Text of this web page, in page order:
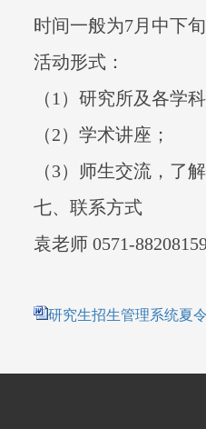
时间一般为7月中下
活动形式：
（ 1 ）研究所及各学
（2）学术讲座；
（3）师生交流，了
七、联系方式
袁老师 0571-
研究生招生管理系统夏